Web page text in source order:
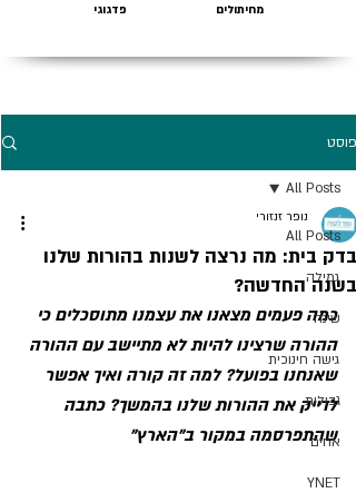
פדגוגי
מחיתולים
פוסט
All Posts
גמילה
שינה
גישה חינוכית
גבולות
אחים
YNET
All Posts
בדק בית: מה נרצה לשנות בהורות שלנו
בשנה החדשה?
נופר זנזורי
כמה פעמים מצאנו את עצמנו מתוסכלים כי
ההורה שרצינו להיות לא מתיישב עם ההורה
שאנחנו בפועל? למה זה קורה ואיך אפשר
לדייק את ההורות שלנו בהמשך? כתבה
שהתפרסמה במקור ב"הארץ"